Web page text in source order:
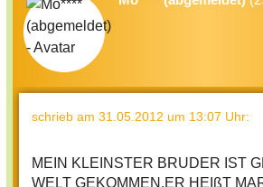
schrieb am 31.05.2012 um 13:07 Uhr:
MEIN KLEINSTER BRUDER IST
WELT GEKOMMEN.ER HEIßT